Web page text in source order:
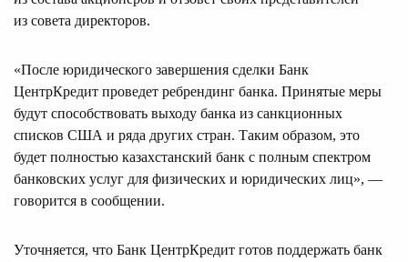
из совета директоров.
«После юридического завершения сделки Банк
ЦентрКредит проведет ребрендинг банка. Принятые меры
будут способствовать выходу банка из санкционных
списков США и ряда других стран. Таким образом, это
будет полностью казахстанский банк с полным спектром
банковских услуг для физических и юридических лиц», —
говорится в сообщении.
Уточняется, что Банк ЦентрКредит готов поддержать банк